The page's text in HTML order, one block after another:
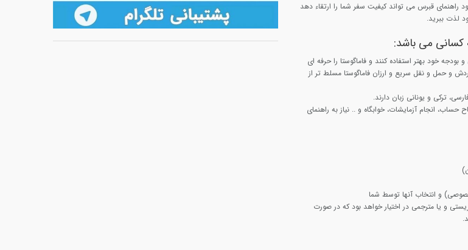
راهنمای قبرس می تواند کیفیت سفر شما را ارتقاء دهد
لذت ببرید.
کسانی می باشد:
بودجه خود بهتر استفاده کنند و فاماگوستا را حرفه ای
و حمل و نقل سریع و ارزان فاماگوستا مسلط تر از
ترکی و یونانی زبان دارند.
انجام آزمایشات، خوابگاه و .. نیاز به راهنمای
و انتخاب آنها توسط شما
های توریستی و یا مترجمی در اختیار خواهد بود که در صورت